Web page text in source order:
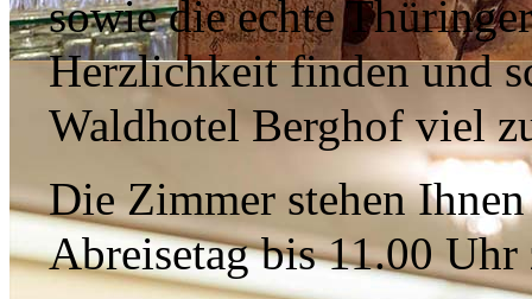
sowie die echte
Herzlichkeit finden und
Waldhotel Berghof viel
Die Zimmer stehen
Abreisetag bis 11.00